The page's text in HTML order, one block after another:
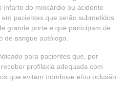
infarto do miocárdio ou acidente
pacientes que serão submetidos
grande porte e que participam de
de sangue autólogo.
para pacientes que, por
profilaxia adequada com
que evitam trombose e/ou oclusão